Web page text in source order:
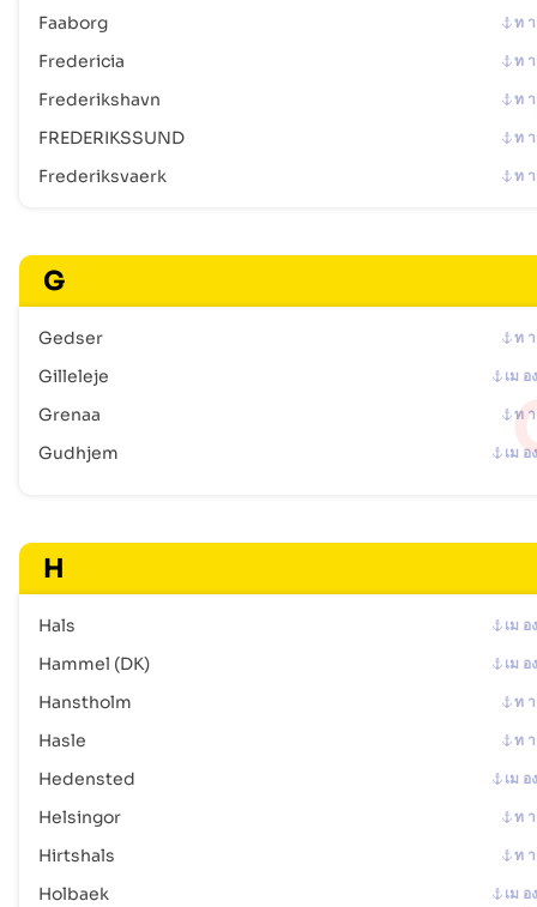
Faaborg ท า
Fredericia ท า
Frederikshavn ท า
FREDERIKSSUND ท า
Frederiksvaerk ท า
G
Gedser ท า
Gilleleje เม อ
Grenaa ท า
Gudhjem เม อ
H
Hals เม อ
Hammel (DK) เม อ
Hanstholm ท า
Hasle ท า
Hedensted เม อ
Helsingor ท า
Hirtshals ท า
Holbaek เม อ